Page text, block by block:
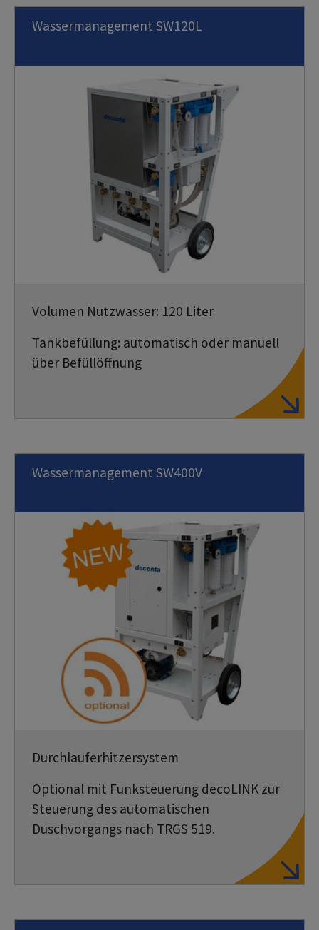
Wassermanagement SW120L
Volumen Nutzwasser: 120 Liter
Tankbefüllung: automatisch oder manuell
über Befüllöffnung
Wassermanagement SW400V
Durchlauferhitzersystem
Optional mit Funksteuerung decoLINK zur
Steuerung des automatischen
Duschvorgangs nach TRGS 519.